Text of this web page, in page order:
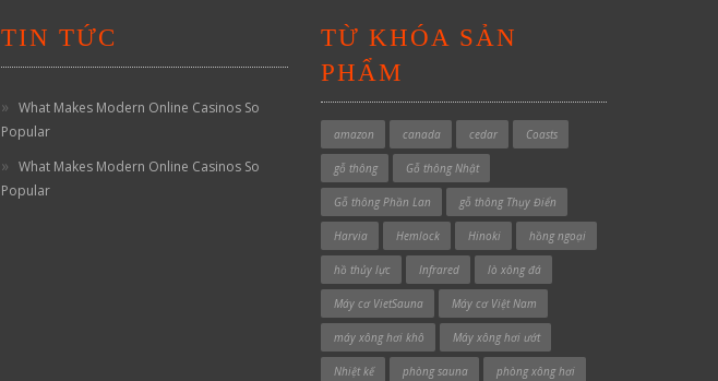
TIN TỨC
What Makes Modern Online Casinos So
Popular
What Makes Modern Online Casinos So
Popular
TỪ KHÓA SẢN
PHẨM
amazon canada cedar Coasts
gỗ thông Gỗ thông Nhật
Gỗ thông Phần Lan gỗ thông Thụy Điển
Harvia Hemlock Hinoki hồng ngoại
hồ thủy lực Infrared lò xông đá
Máy cơ VietSauna Máy cơ Việt Nam
máy xông hơi khô Máy xông hơi ướt
Nhiệt kế phòng sauna phòng xông hơi